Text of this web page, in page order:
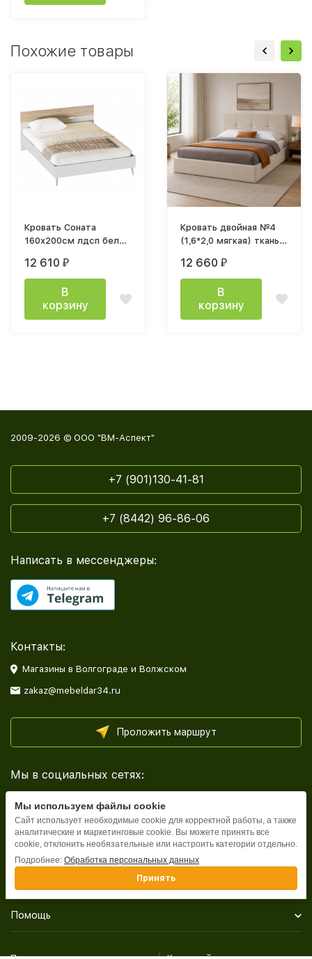
Похожие товары
Кровать Соната
160х200см лдсп белый
ортопедическим
основанием
12 610 ₽
В
корзину
Кровать двойная №4
(1,6*2,0 мягкая) ткань
12 660 ₽
В
корзину
2009-2026 © ООО "ВМ-Аспект"
+7 (901)130-41-81
+7 (8442) 96-86-06
Написать в мессенджеры:
Контакты:
Магазины в Волгограде и Волжском
zakaz@mebeldar34.ru
Проложить маршрут
Мы в социальных сетях:
Каталог
Помощь
Мы используем файлы cookie
Сайт использует необходимые cookie для корректной работы, а также
аналитические и маркетинговые cookie. Вы можете принять все
cookie, отклонить необязательные или настроить категории отдельно.
Подробнее: Обработка персональных данных
Принять